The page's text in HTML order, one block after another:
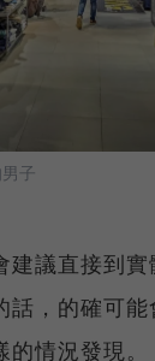
子
建議直接到實
話，的確可
情況發現。